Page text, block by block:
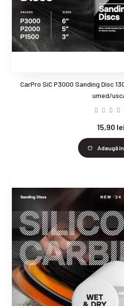
CarPro SiC P3000 Sanding Disc
umed/
15,90 lei
Adaugă